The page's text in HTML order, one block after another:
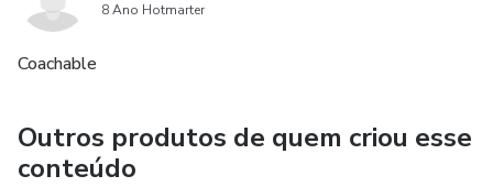
8 Ano Hotmarter
Coachable
Outros produtos de quem criou esse
conteúdo